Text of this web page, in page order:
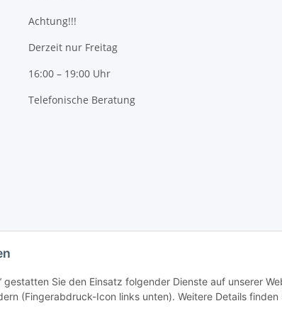
gestatten Sie den Einsatz folgender Dienste auf unserer
(Fingerabdruck-Icon links unten). Weitere Details finden
Achtung!!!
Derzeit nur Freitag
16:00 – 19:00 Uhr
Telefonische Beratung